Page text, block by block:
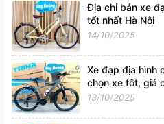
Địa chỉ bán xe
tốt nhất Hà Nội
14/10/2025
Xe đạp địa hình
chọn xe tốt, giá
Xedapvip.com
13/10/2025